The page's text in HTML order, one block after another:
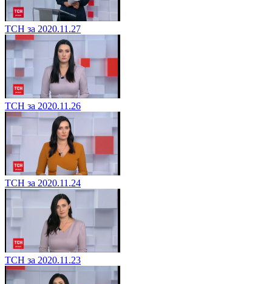
ТСН за 2020.11.27
ТСН за 2020.11.26
ТСН за 2020.11.24
ТСН за 2020.11.23